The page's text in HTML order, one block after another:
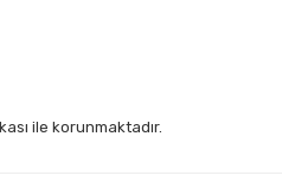
ile korunmaktadır.